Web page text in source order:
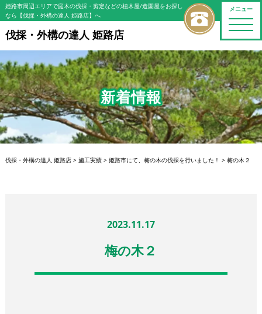
メニュー
toggle
姫路市周辺エリアで庭木の伐採・剪定などの植木屋/造園屋をお探し
なら【伐採・外構の達人 姫路店】へ
伐採・外構の達人 姫路店
新着情報
伐採・外構の達人 姫路店> 施工実績> 姫路市にて、梅の木の伐採を行いました！ > 梅の木２
2023.11.17
梅の木２